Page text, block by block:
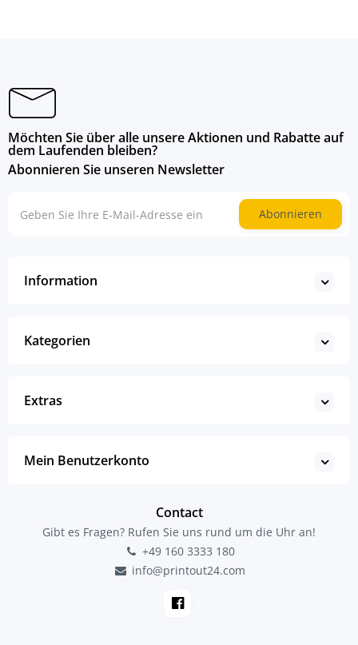
Möchten Sie über alle unsere Aktionen und Rabatte auf
dem Laufenden bleiben?
Abonnieren Sie unseren Newsletter
Abonnieren
Information
Kategorien
Extras
Mein Benutzerkonto
Contact
Gibt es Fragen? Rufen Sie uns rund um die Uhr an!
+49 160 3333 180
info@printout24.com